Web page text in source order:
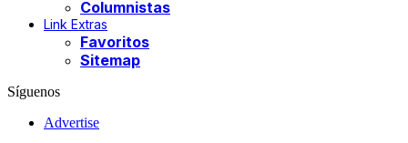
Columnistas
Link Extras
Favoritos
Sitemap
Síguenos
Advertise